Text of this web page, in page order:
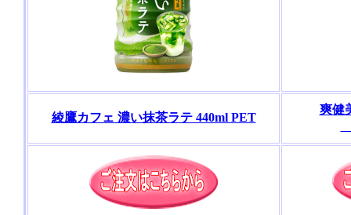
綾鷹カフェ 濃い抹茶ラテ 440ml PET
爽健